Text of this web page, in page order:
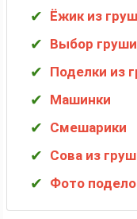
Ёжик из
Выбор
Поделки из
Машинки
Смешарики
Сова из
Фото